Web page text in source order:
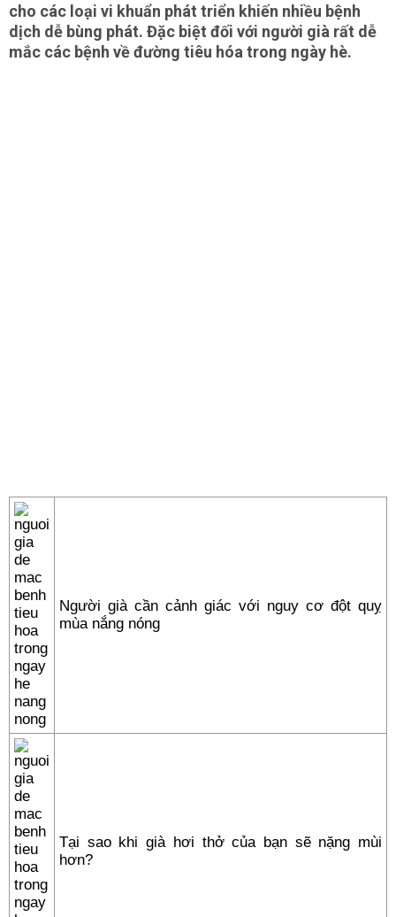
cho các loại vi khuẩn phát triển khiến nhiều bệnh
dịch dễ bùng phát. Đặc biệt đối với người già rất dễ
mắc các bệnh về đường tiêu hóa trong ngày hè.
Người già cần cảnh giác với nguy cơ đột quỵ
mùa nắng nóng
Tại sao khi già hơi thở của bạn sẽ nặng mùi
hơn?